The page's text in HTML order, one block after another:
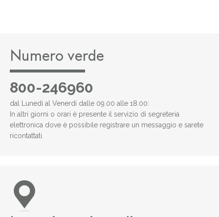
Numero verde
800-246960
dal Lunedì al Venerdì dalle 09.00 alle 18.00:
In altri giorni o orari è presente il servizio di segreteria
elettronica dove è possibile registrare un messaggio e sarete
ricontattati.